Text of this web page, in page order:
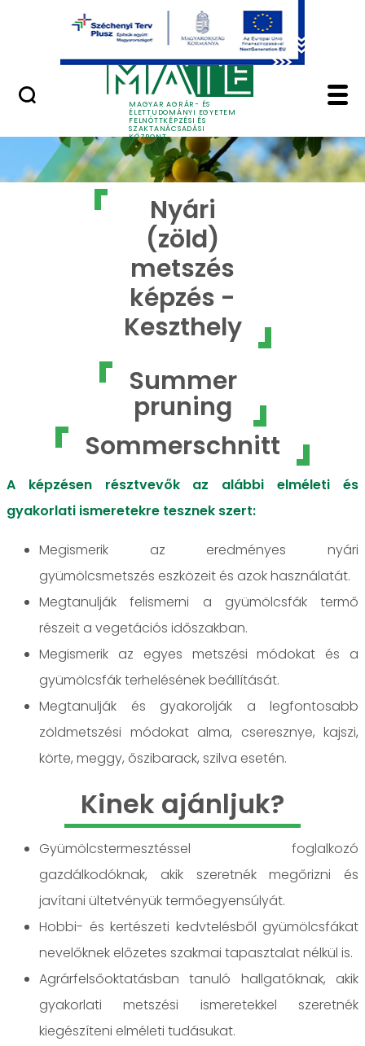
Ugrás a fő tartalomhoz
MAGYAR AGRÁR- ÉS
ÉLETTUDOMÁNYI EGYETEM
FELNŐTTKÉPZÉSI ÉS
SZAKTANÁCSADÁSI
KÖZPONT
Nyári (zöld) metszés
Nyári
(zöld)
metszés
képzés -
Keszthely
Summer
pruning
Sommerschnitt
A képzésen résztvevők az alábbi elméleti és
gyakorlati ismeretekre tesznek szert:
Megismerik az eredményes nyári
gyümölcsmetszés eszközeit és azok használatát.
Megtanulják felismerni a gyümölcsfák termő
részeit a vegetációs időszakban.
Megismerik az egyes metszési módokat és a
gyümölcsfák terhelésének beállítását.
Megtanulják és gyakorolják a legfontosabb
zöldmetszési módokat alma, cseresznye, kajszi,
körte, meggy, őszibarack, szilva esetén.
Kinek ajánljuk?
Gyümölcstermesztéssel foglalkozó
gazdálkodóknak, akik szeretnék megőrizni és
javítani ültetvényük termőegyensúlyát.
Hobbi- és kertészeti kedvtelésből gyümölcsfákat
nevelőknek előzetes szakmai tapasztalat nélkül is.
Agrárfelsőoktatásban tanuló hallgatóknak, akik
gyakorlati metszési ismeretekkel szeretnék
kiegészíteni elméleti tudásukat.